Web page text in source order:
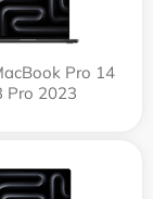
Pro 14
Pro 2023